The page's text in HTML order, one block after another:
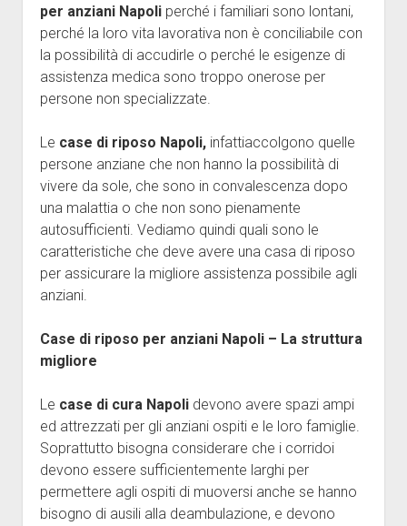
per anziani Napoliperché i familiari sono lontani,
perché la loro vita lavorativa non è conciliabile con
la possibilità di accudirle o perché le esigenze di
assistenza medica sono troppo onerose per
persone non specializzate.
Le case di riposo Napoli, infattiaccolgono quelle
persone anziane che non hanno la possibilità di
vivere da sole, che sono in convalescenza dopo
una malattia o che non sono pienamente
autosufficienti. Vediamo quindi quali sono le
caratteristiche che deve avere una casa di riposo
per assicurare la migliore assistenza possibile agli
anziani.
Case di riposo per anziani Napoli – La struttura
migliore
Le case di cura Napolidevono avere spazi ampi
ed attrezzati per gli anziani ospiti e le loro famiglie.
Soprattutto bisogna considerare che i corridoi
devono essere sufficientemente larghi per
permettere agli ospiti di muoversi anche se hanno
bisogno di ausili alla deambulazione, e devono